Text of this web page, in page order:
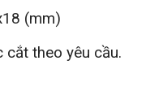
(mm)
cắt theo yêu cầu.